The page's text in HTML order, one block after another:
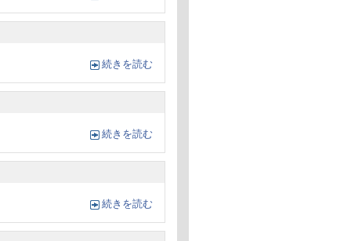
続きを読む
続きを読む
続きを読む